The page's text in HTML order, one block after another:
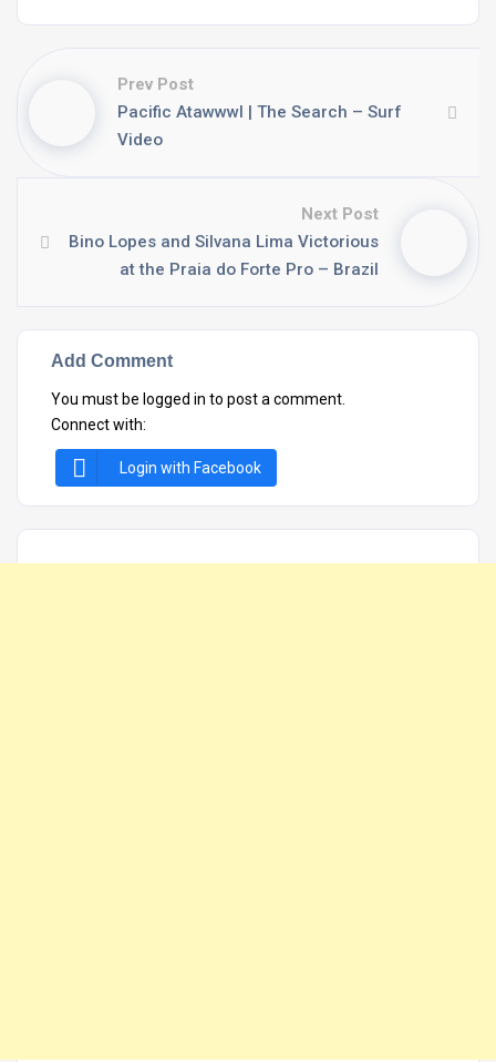
Prev Post
Pacific Atawwwl | The Search – Surf
Video
Next Post
Bino Lopes and Silvana Lima Victorious
at the Praia do Forte Pro – Brazil
Add Comment
You must be logged in to post a comment.
Connect with:
Login with Facebook